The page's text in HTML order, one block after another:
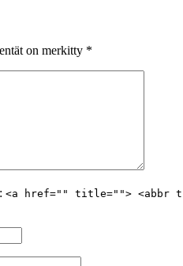
on merkitty *
<a href="" title=""> <abbr